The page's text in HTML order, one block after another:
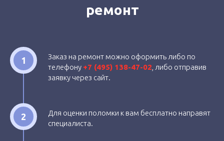
200 руб
Не работает интернет
Зависает
Замена камеры
590 руб
Замена кнопок
500 руб
микрофона
ремонт
1
Заказ на ремонт можно оформить либо по
телефону +7 (495) 138-47-02 , либо отправив
заявку через сайт.
2
Для оценки поломки к вам бесплатно направят
специалиста.